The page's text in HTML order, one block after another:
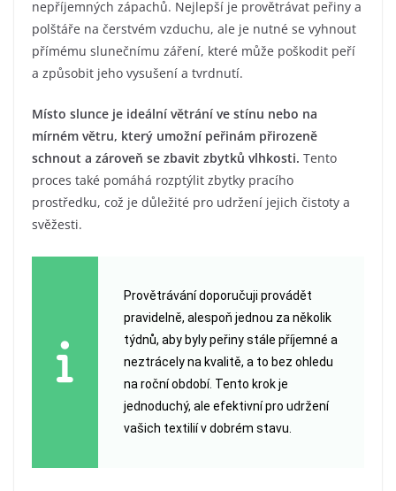
nepříjemných zápachů. Nejlepší je provětrávat peřiny a
polštáře na čerstvém vzduchu, ale je nutné se vyhnout
přímému slunečnímu záření, které může poškodit peří
a způsobit jeho vysušení a tvrdnutí.
Místo slunce je ideální větrání ve stínu nebo na
mírném větru, který umožní peřinám přirozeně
schnout a zároveň se zbavit zbytků vlhkosti. Tento
proces také pomáhá rozptýlit zbytky pracího
prostředku, což je důležité pro udržení jejich čistoty a
svěžesti.
Provětrávání doporučuji provádět
pravidelně, alespoň jednou za několik
týdnů, aby byly peřiny stále příjemné a
neztrácely na kvalitě, a to bez ohledu
na roční období. Tento krok je
jednoduchý, ale efektivní pro udržení
vašich textilií v dobrém stavu.